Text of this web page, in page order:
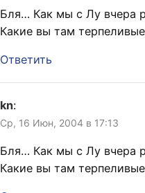
Бля… Как мы с Лу вчера
Какие вы там
Ответить
kn:
Ср, 16 Июн, 2004 в 17:13
Бля… Как мы с Лу вчера
Какие вы там